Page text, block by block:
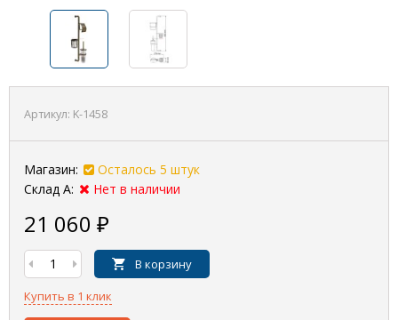
Артикул: K-1458
Магазин:
Осталось 5 штук
Склад А:
Нет в наличии
21 060 ₽
В корзину
Купить в 1 клик